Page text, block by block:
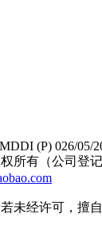
(P) 026/05/
所有（公司登记
未经许可，擅